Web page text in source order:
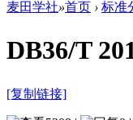
麦田学社»首页 › 标准
DB36/T
[复制链接]